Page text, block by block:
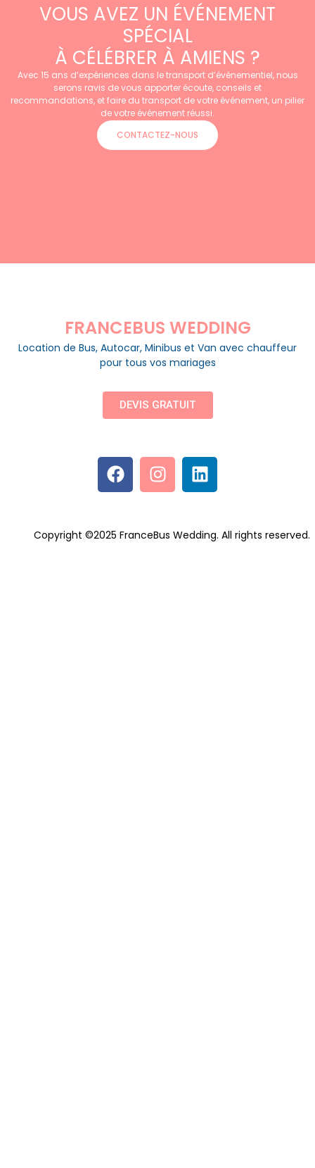
VOUS AVEZ UN ÉVÉNEMENT
SPÉCIAL
À CÉLÉBRER À AMIENS ?
Avec 15 ans d’expériences dans le transport d’événementiel, nous
serons ravis de vous apporter écoute, conseils et
recommandations, et faire du transport de votre événement, un pilier
de votre événement réussi.
CONTACTEZ-NOUS
FRANCEBUS WEDDING
Location de Bus, Autocar, Minibus et Van avec chauffeur
pour tous vos mariages
DEVIS GRATUIT
Copyright ©2025 FranceBus Wedding. All rights reserved.